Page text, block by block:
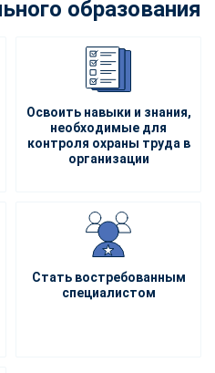
образования
Освоить навыки и знания,
необходимые для
контроля охраны труда в
организации
Стать востребованным
специалистом